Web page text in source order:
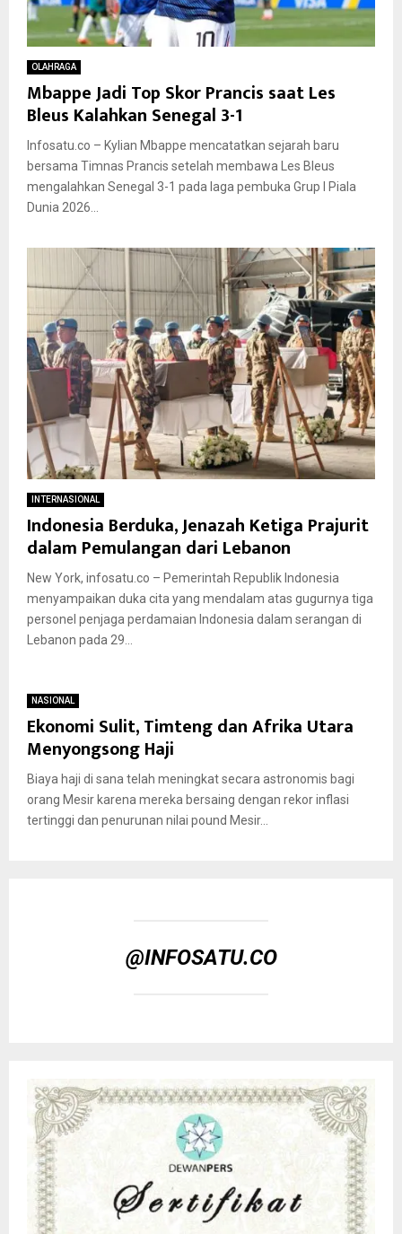
OLAHRAGA
Mbappe Jadi Top Skor Prancis saat Les
Bleus Kalahkan Senegal 3-1
Infosatu.co – Kylian Mbappe mencatatkan sejarah baru
bersama Timnas Prancis setelah membawa Les Bleus
mengalahkan Senegal 3-1 pada laga pembuka Grup I Piala
Dunia 2026...
INTERNASIONAL
Indonesia Berduka, Jenazah Ketiga Prajurit
dalam Pemulangan dari Lebanon
New York, infosatu.co – Pemerintah Republik Indonesia
menyampaikan duka cita yang mendalam atas gugurnya tiga
personel penjaga perdamaian Indonesia dalam serangan di
Lebanon pada 29...
NASIONAL
Ekonomi Sulit, Timteng dan Afrika Utara
Menyongsong Haji
Biaya haji di sana telah meningkat secara astronomis bagi
orang Mesir karena mereka bersaing dengan rekor inflasi
tertinggi dan penurunan nilai pound Mesir...
@INFOSATU.CO